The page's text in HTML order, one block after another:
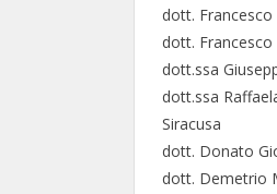
dott.
dott.
dott.ssa
dott.ssa
Siracusa
dott. Donato
dott. Demetrio